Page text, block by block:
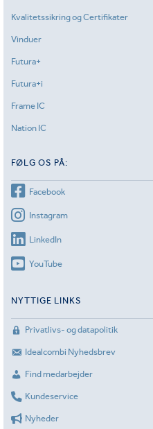
Kvalitetssikring og Certifikater
Vinduer
Futura+
Futura+i
Frame IC
Nation IC
FØLG OS PÅ:
Facebook
Instagram
LinkedIn
YouTube
NYTTIGE LINKS
Privatlivs- og datapolitik
Idealcombi Nyhedsbrev
Find medarbejder
Kundeservice
Nyheder